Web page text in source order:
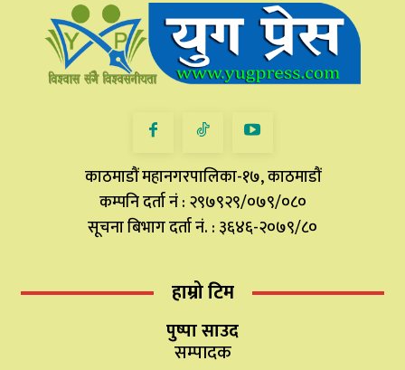
काठमाडौं महानगरपालिका-१७, काठमाडौं
कम्पनि दर्ता नं : २९७९२९/०७९/०८०
सूचना बिभाग दर्ता नं. : ३६४६-२०७९/८०
हाम्रो टिम
पुष्पा साउद
सम्पादक